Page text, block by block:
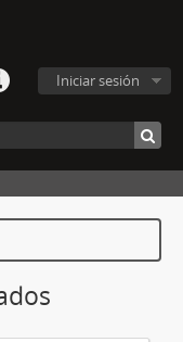
Iniciar sesión